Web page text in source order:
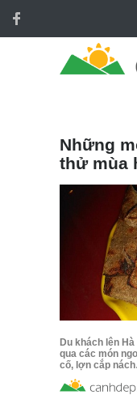
Những
thử mùa
Du khách lên
qua các món
cố, lợn cắp